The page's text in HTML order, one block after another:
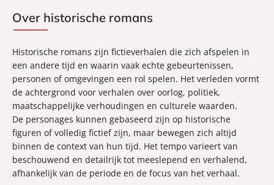
Over historische romans
Historische romans zijn fictieverhalen die zich afspelen in
een andere tijd en waarin vaak echte gebeurtenissen,
personen of omgevingen een rol spelen. Het verleden vormt
de achtergrond voor verhalen over oorlog, politiek,
maatschappelijke verhoudingen en culturele waarden.
De personages kunnen gebaseerd zijn op historische
figuren of volledig fictief zijn, maar bewegen zich altijd
binnen de context van hun tijd. Het tempo varieert van
beschouwend en detailrijk tot meeslepend en verhalend,
afhankelijk van de periode en de focus van het verhaal.